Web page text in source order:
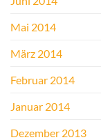
Mai 2014
März 2014
Februar 2014
Januar 2014
Dezember 2013